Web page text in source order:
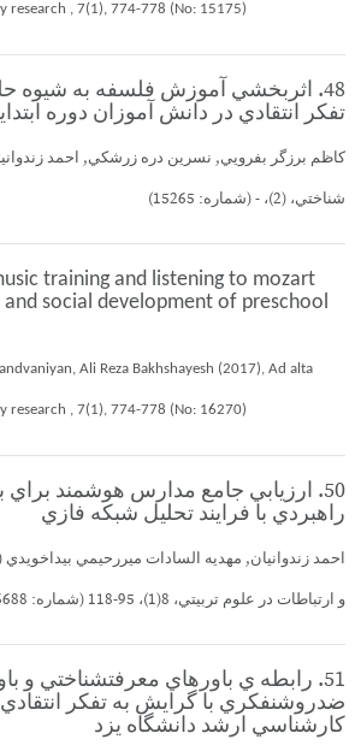
research , 7(1), 774-778 (No: 15175)
48. اثربخشي آموزش فلسفه به شيوه
تفكر انتقادي در دانش آموزان دوره
شناختي، (2)، - (شماره: 15265)
training and listening to mozart
social development of preschool
Ali Reza Bakhshayesh (2017), Ad alta
research , 7(1), 774-778 (No: 16270)
50. ارزيابي جامع مدارس هوشمند
راهبردي با فرايند تحليل شبكه فازي
و ارتباطات در علوم تربيتي، 8(1)، 95-118 (شماره: 16688)
51. رابطه ي باورهاي معرفتشناختي و
ضدروشنفكري با گرايش به تفكر
كارشناسي ارشد دانشگاه يزد